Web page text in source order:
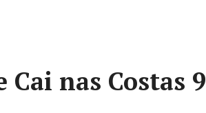
nas Costas 9